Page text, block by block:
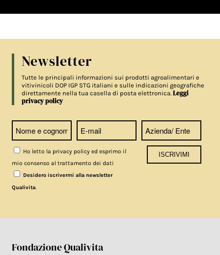
Newsletter
Tutte le principali informazioni sui prodotti agroalimentari e
vitivinicoli DOP IGP STG italiani e sulle indicazioni geografiche
direttamente nella tua casella di posta elettronica.Leggi
privacy policy
Ho letto la privacy policy ed esprimo il
mio consenso al trattamento dei dati
Desidero iscrivermi alla newsletter
Qualivita.
Fondazione Qualivita